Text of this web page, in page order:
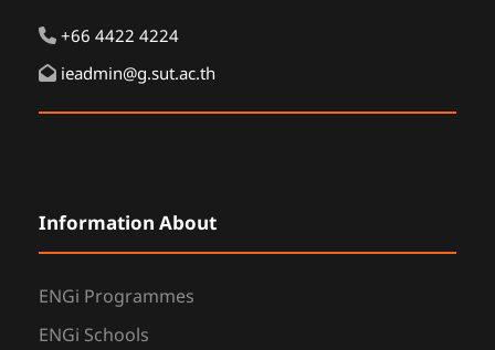
+66 4422 4224
ieadmin@g.sut.ac.th
Information About
ENGi Programmes
ENGi Schools